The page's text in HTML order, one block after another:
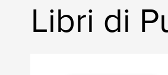
Libri di